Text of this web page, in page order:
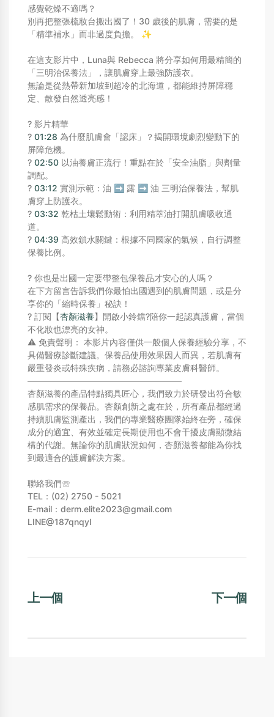
感覺乾燥不適嗎？
別再把整張梳妝台搬出國了！30 歲後的肌膚，需要的是
「精準補水」而非過度負擔。 ✨
在這支影片中，Luna與 Rebecca 將分享如何用最精簡的
「三明治保養法」，讓肌膚穿上最強防護衣。
無論是從熱帶新加坡到超冷的北海道，都能維持屏障穩
定、散發自然透亮感！
? 影片精華
? 01:28 為什麼肌膚會「認床」？揭開環境劇烈變動下的
屏障危機。
? 02:50 以油養膚正流行！重點在於「安全油脂」與劑量
調配。
? 03:12 實測示範：油 ➡️ 露 ➡️ 油 三明治保養法，幫肌
膚穿上防護衣。
? 03:32 乾枯土壤鬆動術：利用精萃油打開肌膚吸收通
道。
? 04:39 高效鎖水關鍵：根據不同國家的氣候，自行調整
保養比例。
? 你也是出國一定要帶整包保養品才安心的人嗎？
在下方留言告訴我們你最怕出國遇到的肌膚問題，或是分
享你的「縮時保養」秘訣！
? 訂閱【杏顏滋養】開啟小鈴鐺?陪你一起認真護膚，當個
不化妝也漂亮的女神。
⚠️ 免責聲明： 本影片內容僅供一般個人保養經驗分享，不
具備醫療診斷建議。保養品使用效果因人而異，若肌膚有
嚴重發炎或特殊疾病，請務必諮詢專業皮膚科醫師。
——————————————————
杏顏滋養的產品特點獨具匠心，我們致力於研發出符合敏
感肌需求的保養品。杏顏創新之處在於，所有產品都經過
持續肌膚監測產出，我們的專業醫療團隊始終在旁，確保
成分的適宜、有效並確定長期使用也不會干擾皮膚顯微結
構的代謝。無論你的肌膚狀況如何，杏顏滋養都能為你找
到最適合的護膚解決方案。
聯絡我們☏
TEL：(02) 2750 - 5021
E-mail：derm.elite2023@gmail.com
LINE@187qnqyl
上一個 下一個